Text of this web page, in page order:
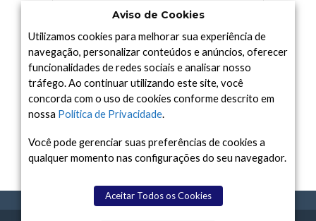
UNIVERSO
VÍDEO
Arquivo
Arquivo
Aviso de Cookies
Utilizamos cookies para melhorar sua experiência de
navegação, personalizar conteúdos e anúncios, oferecer
funcionalidades de redes sociais e analisar nosso
tráfego. Ao continuar utilizando este site, você
concorda com o uso de cookies conforme descrito em
nossa Política de Privacidade.
Você pode gerenciar suas preferências de cookies a
qualquer momento nas configurações do seu navegador.
Aceitar Todos os Cookies